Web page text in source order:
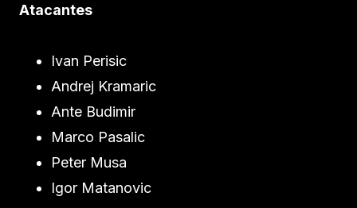
Atacantes
Ivan Perisic
Andrej Kramaric
Ante Budimir
Marco Pasalic
Peter Musa
Igor Matanovic